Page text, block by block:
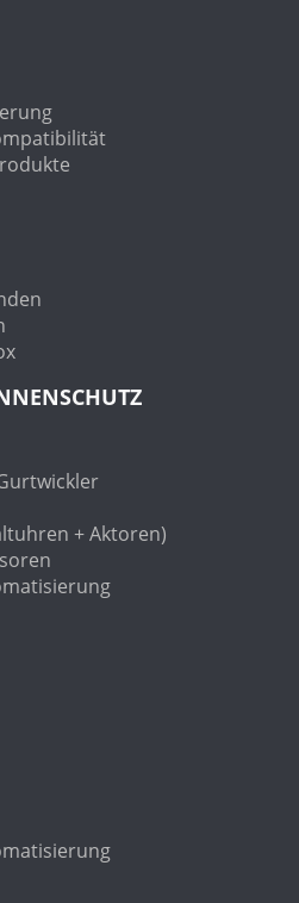
+ Aktoren)